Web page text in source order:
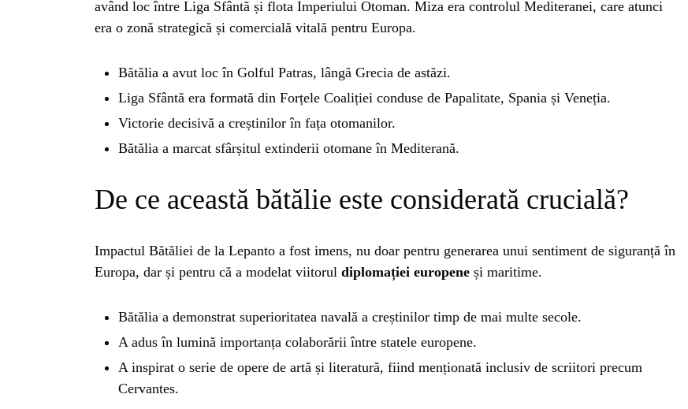
având loc între Liga Sfântă și flota Imperiului Otoman. Miza era controlul Mediteranei, care atunci
era o zonă strategică și comercială vitală pentru Europa.
Bătălia a avut loc în Golful Patras, lângă Grecia de astăzi.
Liga Sfântă era formată din Forțele Coaliției conduse de Papalitate, Spania și Veneția.
Victorie decisivă a creștinilor în fața otomanilor.
Bătălia a marcat sfârșitul extinderii otomane în Mediterană.
De ce această bătălie este considerată crucială?
Impactul Bătăliei de la Lepanto a fost imens, nu doar pentru generarea unui sentiment de siguranță în
Europa, dar și pentru că a modelat viitorul diplomației europene și maritime.
Bătălia a demonstrat superioritatea navală a creștinilor timp de mai multe secole.
A adus în lumină importanța colaborării între statele europene.
A inspirat o serie de opere de artă și literatură, fiind menționată inclusiv de scriitori precum
Cervantes.
BLOG
HOROSCOP
ENGLISH
CONTENT
TRAVEL
SANATATE SI
INGRIJIRE
POPULAR